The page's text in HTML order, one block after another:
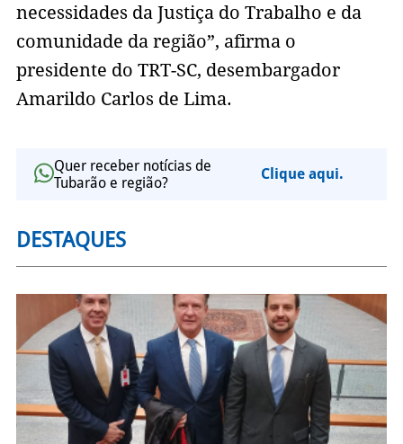
necessidades da Justiça do Trabalho e da
comunidade da região”, afirma o
presidente do TRT-SC, desembargador
Amarildo Carlos de Lima.
Quer receber notícias de
Tubarão e região?
Clique aqui.
DESTAQUES